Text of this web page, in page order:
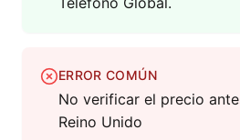
ERROR COMÚN
No verificar el precio
Reino Unido